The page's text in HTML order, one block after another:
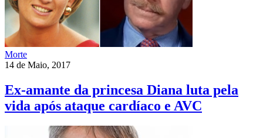
Morte
14 de Maio, 2017
Ex-amante da princesa Diana luta pela
vida após ataque cardíaco e AVC